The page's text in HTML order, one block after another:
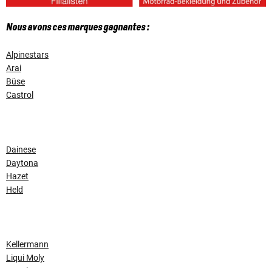
Nous avons ces marques gagnantes :
Alpinestars
Arai
Büse
Castrol
Dainese
Daytona
Hazet
Held
Kellermann
Liqui Moly